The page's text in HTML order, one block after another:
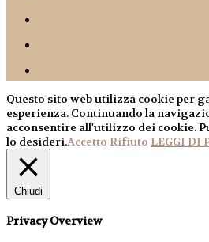
Questo sito web utilizza cookie per
esperienza. Continuando la
acconsentire all'utilizzo dei cookie.
lo desideri.Accetto Rifiuto LEGGI DI
Chiudi
Privacy Overview